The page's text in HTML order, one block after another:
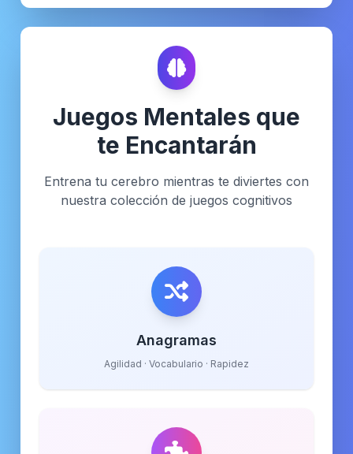
Juegos Mentales que
te Encantarán
Entrena tu cerebro mientras te diviertes con
nuestra colección de juegos cognitivos
Anagramas
Agilidad · Vocabulario · Rapidez